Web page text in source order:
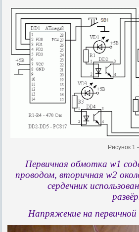
Рисунок 1
Первичная обмотка w1
проводом, вторичная w2
сердечник
Напряжение на